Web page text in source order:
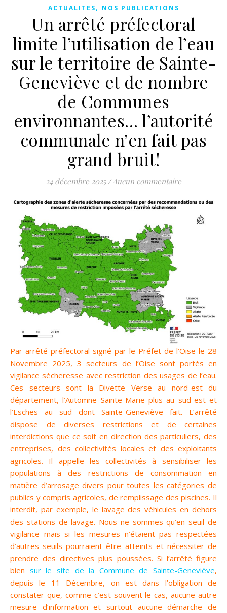
ACTUALITES, NOS PUBLICATIONS
Un arrêté préfectoral
limite l’utilisation de l’eau
sur le territoire de Sainte-
Geneviève et de nombre
de Communes
environnantes… l’autorité
communale n’en fait pas
grand bruit!
24 décembre 2025 /Aucun commentaire
Par arrêté préfectoral signé par le Préfet de l’Oise le 28
Novembre 2025, 3 secteurs de l’Oise sont portés en
vigilance sécheresse avec restriction des usages de l’eau.
Ces secteurs sont la Divette Verse au nord-est du
département, l’Automne Sainte-Marie plus au sud-est et
l’Esches au sud dont Sainte-Geneviève fait. L’arrêté
dispose de diverses restrictions et de certaines
interdictions que ce soit en direction des particuliers, des
entreprises, des collectivités locales et des exploitants
agricoles. Il appelle les collectivités à sensibiliser les
populations à des restrictions de consommation en
matière d’arrosage divers pour toutes les catégories de
publics y compris agricoles, de remplissage des piscines. Il
interdit, par exemple, le lavage des véhicules en dehors
des stations de lavage. Nous ne sommes qu’en seuil de
vigilance mais si les mesures n’étaient pas respectées
d’autres seuils pourraient être atteints et nécessiter de
prendre des directives plus poussées. Si l’arrêté figure
bien sur le site de la Commune de Sainte-Geneviève,
depuis le 11 Décembre, on est dans l’obligation de
constater que, comme c’est souvent le cas, aucune autre
mesure d’information et surtout aucune démarche de